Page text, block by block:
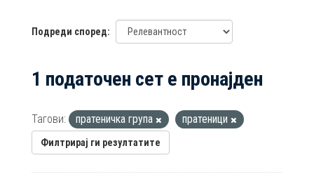
Подреди според
1 податочен сет е пронајден
Тагови: пратеничка група пратеници
Филтрирај ги резултатите